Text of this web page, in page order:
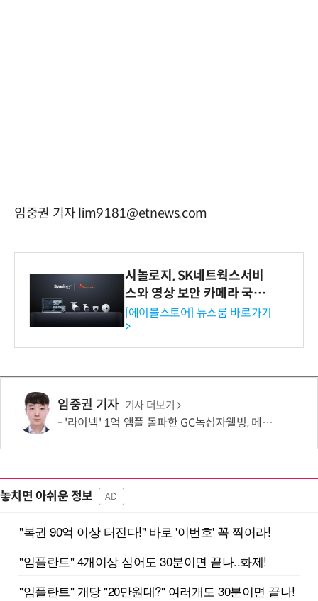
임중권 기자 lim9181@etnews.com
시놀로지, SK네트웍스서비
스와 영상 보안 카메라 국내
독점 판매 파트너십 체결
[에이블스토어] 뉴스룸 바로가기
>
임중권 기자 기사 더보기
'라이넥' 1억 앰플 돌파한 GC녹십자웰빙, 메디컬 에스테틱 확장
놓치면 아쉬운 정보 AD